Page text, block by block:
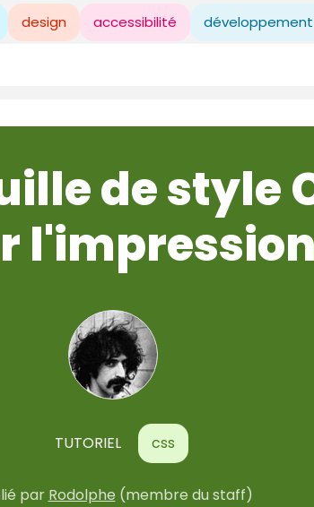
design accessibilité développement
de style
l'impression
TUTORIEL css
par Rodolphe (membre du staff)